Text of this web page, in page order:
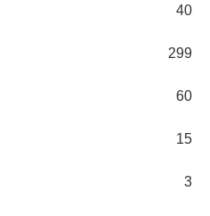
40
299
60
15
3